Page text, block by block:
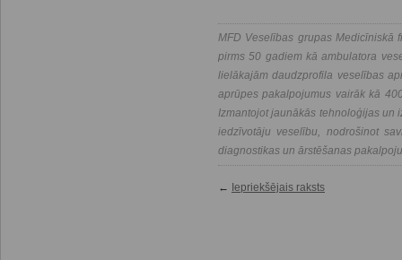
MFD Veselības grupas Medicīniskā
pirms 50 gadiem kā ambulatora
lielākajām daudzprofila veselības
aprūpes pakalpojumus vairāk kā
Izmantojot jaunākās tehnoloģijas un
iedzīvotāju veselību, nodrošinot
diagnostikas un ārstēšanas
← Iepriekšējais raksts